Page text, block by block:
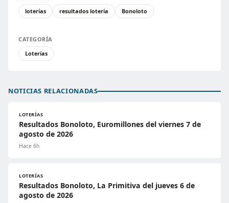
loterías
resultados lotería Bonoloto
CATEGORÍA
Loterías
NOTICIAS RELACIONADAS
LOTERÍAS
Resultados Bonoloto, Euromillones del viernes 7 de
agosto de 2026
Hace 6h
LOTERÍAS
Resultados Bonoloto, La Primitiva del jueves 6 de
agosto de 2026